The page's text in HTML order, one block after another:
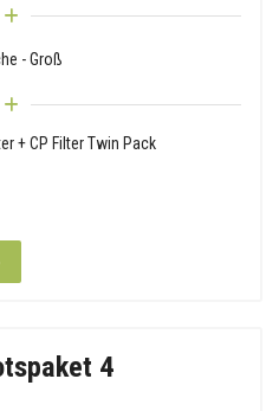
- Groß
+ CP Filter Twin Pack
4